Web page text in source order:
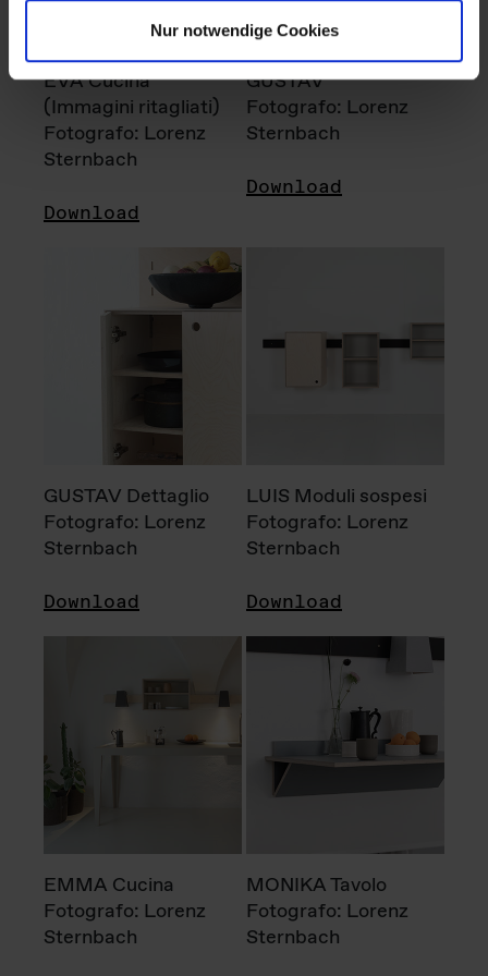
Nur notwendige Cookies
EVA Cucina
(Immagini ritagliati)
Fotografo: Lorenz
Sternbach
Download
GUSTAV
Fotografo: Lorenz
Sternbach
Download
GUSTAV Dettaglio
Fotografo: Lorenz
Sternbach
Download
LUIS Moduli sospesi
Fotografo: Lorenz
Sternbach
Download
EMMA Cucina
Fotografo: Lorenz
Sternbach
MONIKA Tavolo
Fotografo: Lorenz
Sternbach